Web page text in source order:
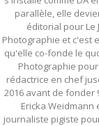
parallèle, elle
éditorial pour Le
Photographie et c'est
qu'elle co-fonde le
Photographie
rédactrice en chef
2016 avant de fonder
Ericka Weidmann
journaliste pigiste